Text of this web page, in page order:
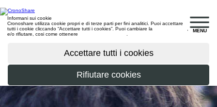
MENU
Informani sui cookie
Cronoshare utilizza cookie propri e di terze parti per fini analitici. Puoi accettare
tutti i cookie cliccando “Accettare tutti i cookies”. Puoi cambiare la
e/o rifiutare, cosi come ottenere